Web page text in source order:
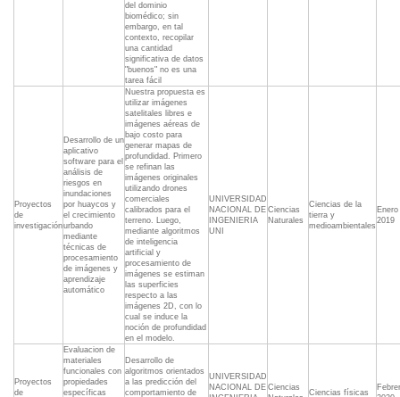
del dominio
biomédico; sin
embargo, en tal
contexto, recopilar
una cantidad
significativa de datos
"buenos" no es una
tarea fácil
Proyectos
de
investigación
Desarrollo de un
aplicativo
software para el
análisis de
riesgos en
inundaciones
por huaycos y
el crecimiento
urbando
mediante
técnicas de
procesamiento
de imágenes y
aprendizaje
automático
Nuestra propuesta es
utilizar imágenes
satelitales libres e
imágenes aéreas de
bajo costo para
generar mapas de
profundidad. Primero
se refinan las
imágenes originales
utilizando drones
comerciales
calibrados para el
terreno. Luego,
mediante algoritmos
de inteligencia
artificial y
procesamiento de
imágenes se estiman
las superficies
respecto a las
imágenes 2D, con lo
cual se induce la
noción de profundidad
en el modelo.
UNIVERSIDAD
NACIONAL DE
INGENIERIA
UNI
Ciencias
Naturales
Ciencias de la
tierra y
medioambientales
Enero
2019
Proyectos
de
Evaluacion de
materiales
funcionales con
propiedades
específicas
Desarrollo de
algoritmos orientados
a las predicción del
comportamiento de
UNIVERSIDAD
NACIONAL DE Ciencias
Ciencias físicas